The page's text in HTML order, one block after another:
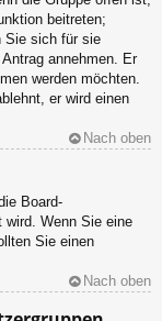
beitreten;
Sie sich für sie
annehmen. Er
werden möchten.
er wird einen
Nach oben
Board-
wird. Wenn Sie eine
Sie einen
Nach oben